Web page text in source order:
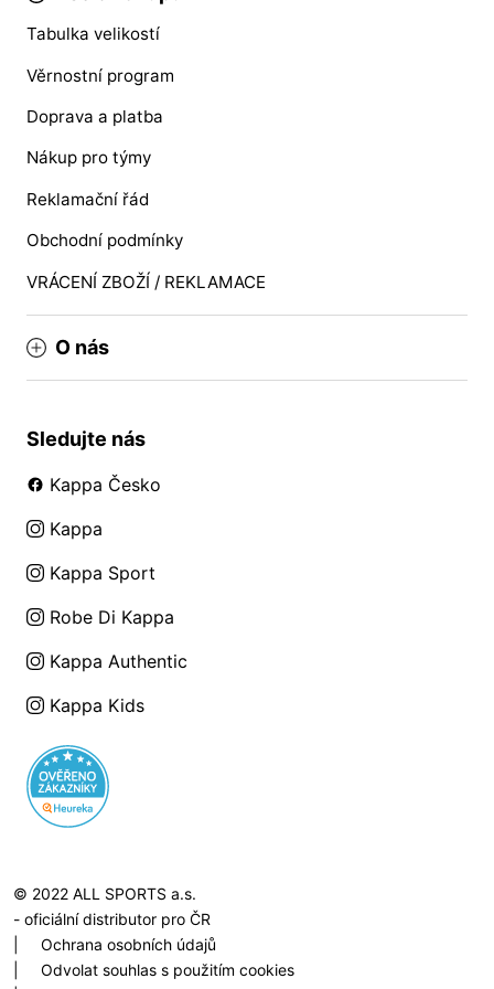
Tabulka velikostí
Věrnostní program
Doprava a platba
Nákup pro týmy
Reklamační řád
Obchodní podmínky
VRÁCENÍ ZBOŽÍ / REKLAMACE
O nás
Sledujte nás
Kappa Česko
Kappa
Kappa Sport
Robe Di Kappa
Kappa Authentic
Kappa Kids
© 2022 ALL SPORTS a.s.
- oficiální distributor pro ČR
Ochrana osobních údajů
Odvolat souhlas s použitím cookies